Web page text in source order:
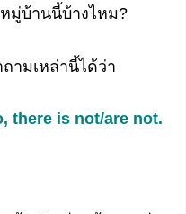
มู่บ้านนี้บ้างไหม?
ามเหล่านี้ได้ว่า
there is not/are not.